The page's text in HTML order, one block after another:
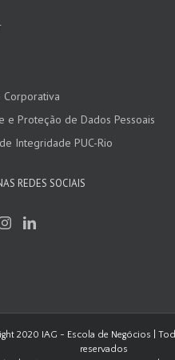
Corporativa
e Proteção de Dados Pessoais
Integridade PUC-Rio
REDES SOCIAIS
2020 IAG - Escola de Negócios |
reservados